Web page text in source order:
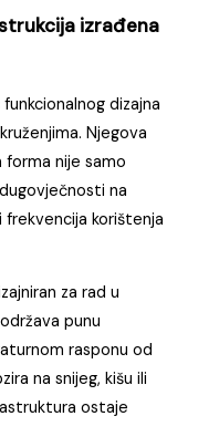
izrađena
dizajna
Njegova
forma nije samo
na
korištenja
za rad u
punu
rasponu od
na snijeg, kišu ili
ostaje